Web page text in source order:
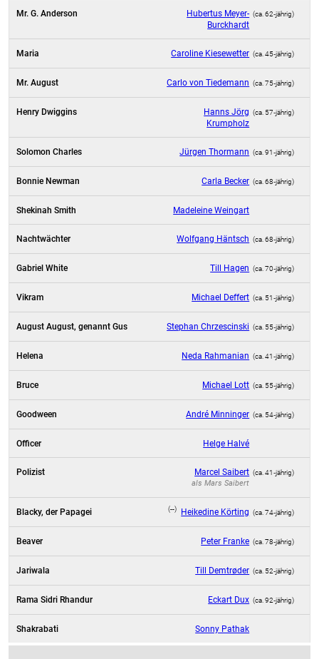
Mr. G. Anderson
Hubertus Meyer-
Burckhardt
(ca. 62‑jährig)
Maria Caroline Kiesewetter (ca. 45‑jährig)
Mr. August Carlo von Tiedemann (ca. 75‑jährig)
Henry Dwiggins
Hanns Jörg
Krumpholz
(ca. 57‑jährig)
Solomon Charles Jürgen Thormann (ca. 91‑jährig)
Bonnie Newman Carla Becker (ca. 68‑jährig)
Shekinah Smith Madeleine Weingart
Nachtwächter Wolfgang Häntsch (ca. 68‑jährig)
Gabriel White Till Hagen (ca. 70‑jährig)
Vikram Michael Deffert (ca. 51‑jährig)
August August, genannt Gus Stephan Chrzescinski (ca. 55‑jährig)
Helena Neda Rahmanian (ca. 41‑jährig)
Bruce Michael Lott (ca. 55‑jährig)
Goodween André Minninger (ca. 54‑jährig)
Officer Helge Halvé
Polizist Marcel Saibert
alsMars Saibert
(ca. 41‑jährig)
Blacky, der Papagei (--) Heikedine Körting (ca. 74‑jährig)
Beaver Peter Franke (ca. 78‑jährig)
Jariwala Till Demtrøder (ca. 52‑jährig)
Rama Sidri Rhandur Eckart Dux (ca. 92‑jährig)
Shakrabati Sonny Pathak